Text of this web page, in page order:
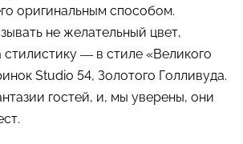
оригинальным способом.
не желательный цвет,
стилистику — в стиле «Великого
Studio 54, Золотого Голливуда.
гостей, и, мы уверены, они